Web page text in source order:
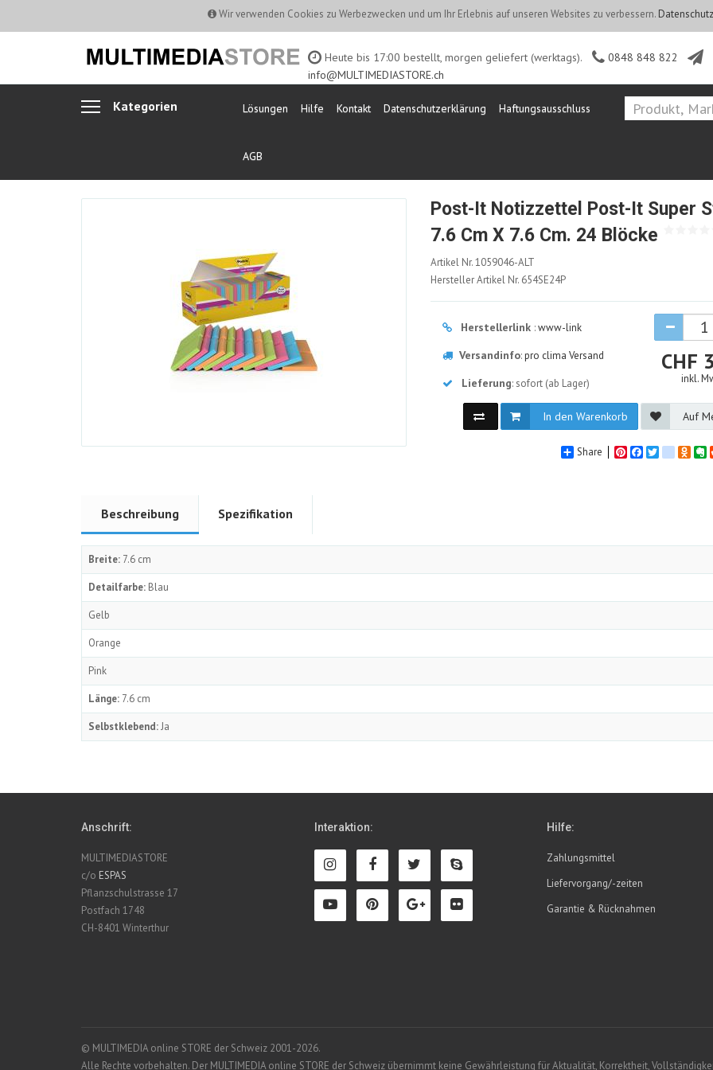
Wir verwenden Cookies zu Werbezwecken und um Ihr Erlebnis auf unseren Websites zu verbessern.
Heute bis 17:00 bestellt, morgen geliefert (werktags).
0848 848 822
info@MULTIMEDIASTORE.ch
Kategorien Lösungen Hilfe Kontakt Datenschutzerklärung Haftungsausschluss
AGB
Post-It Notizzettel Post-It Super
7.6 Cm X 7.6 Cm. 24 Blöcke
1059046-
ALT
Artikel Nr.1059046-ALT
Hersteller Artikel Nr. 654SE24P
Herstellerlink :www-link
Versandinfo:pro clima Versand
Lieferung: sofort (ab Lager)
CHF
inkl.
In den Warenkorb Auf
Share PinterestFacebook
Twitter
Beschreibung Spezifikation
Breite: 7.6 cm
Detailfarbe: Blau
Gelb
Orange
Pink
Länge: 7.6 cm
Selbstklebend:Ja
Anschrift:
MULTIMEDIASTORE
c/o ESPAS
Pflanzschulstrasse 17
Postfach 1748
CH-8401 Winterthur
Interaktion: Hilfe:
Zahlungsmittel
Liefervorgang/-zeiten
Garantie & Rücknahmen
© MULTIMEDIA online STORE der Schweiz 2001-2026.
Alle Rechte vorbehalten. Der MULTIMEDIA online STORE der Schweiz übernimmt keine Gewährleistung für Aktualität, Korrektheit,